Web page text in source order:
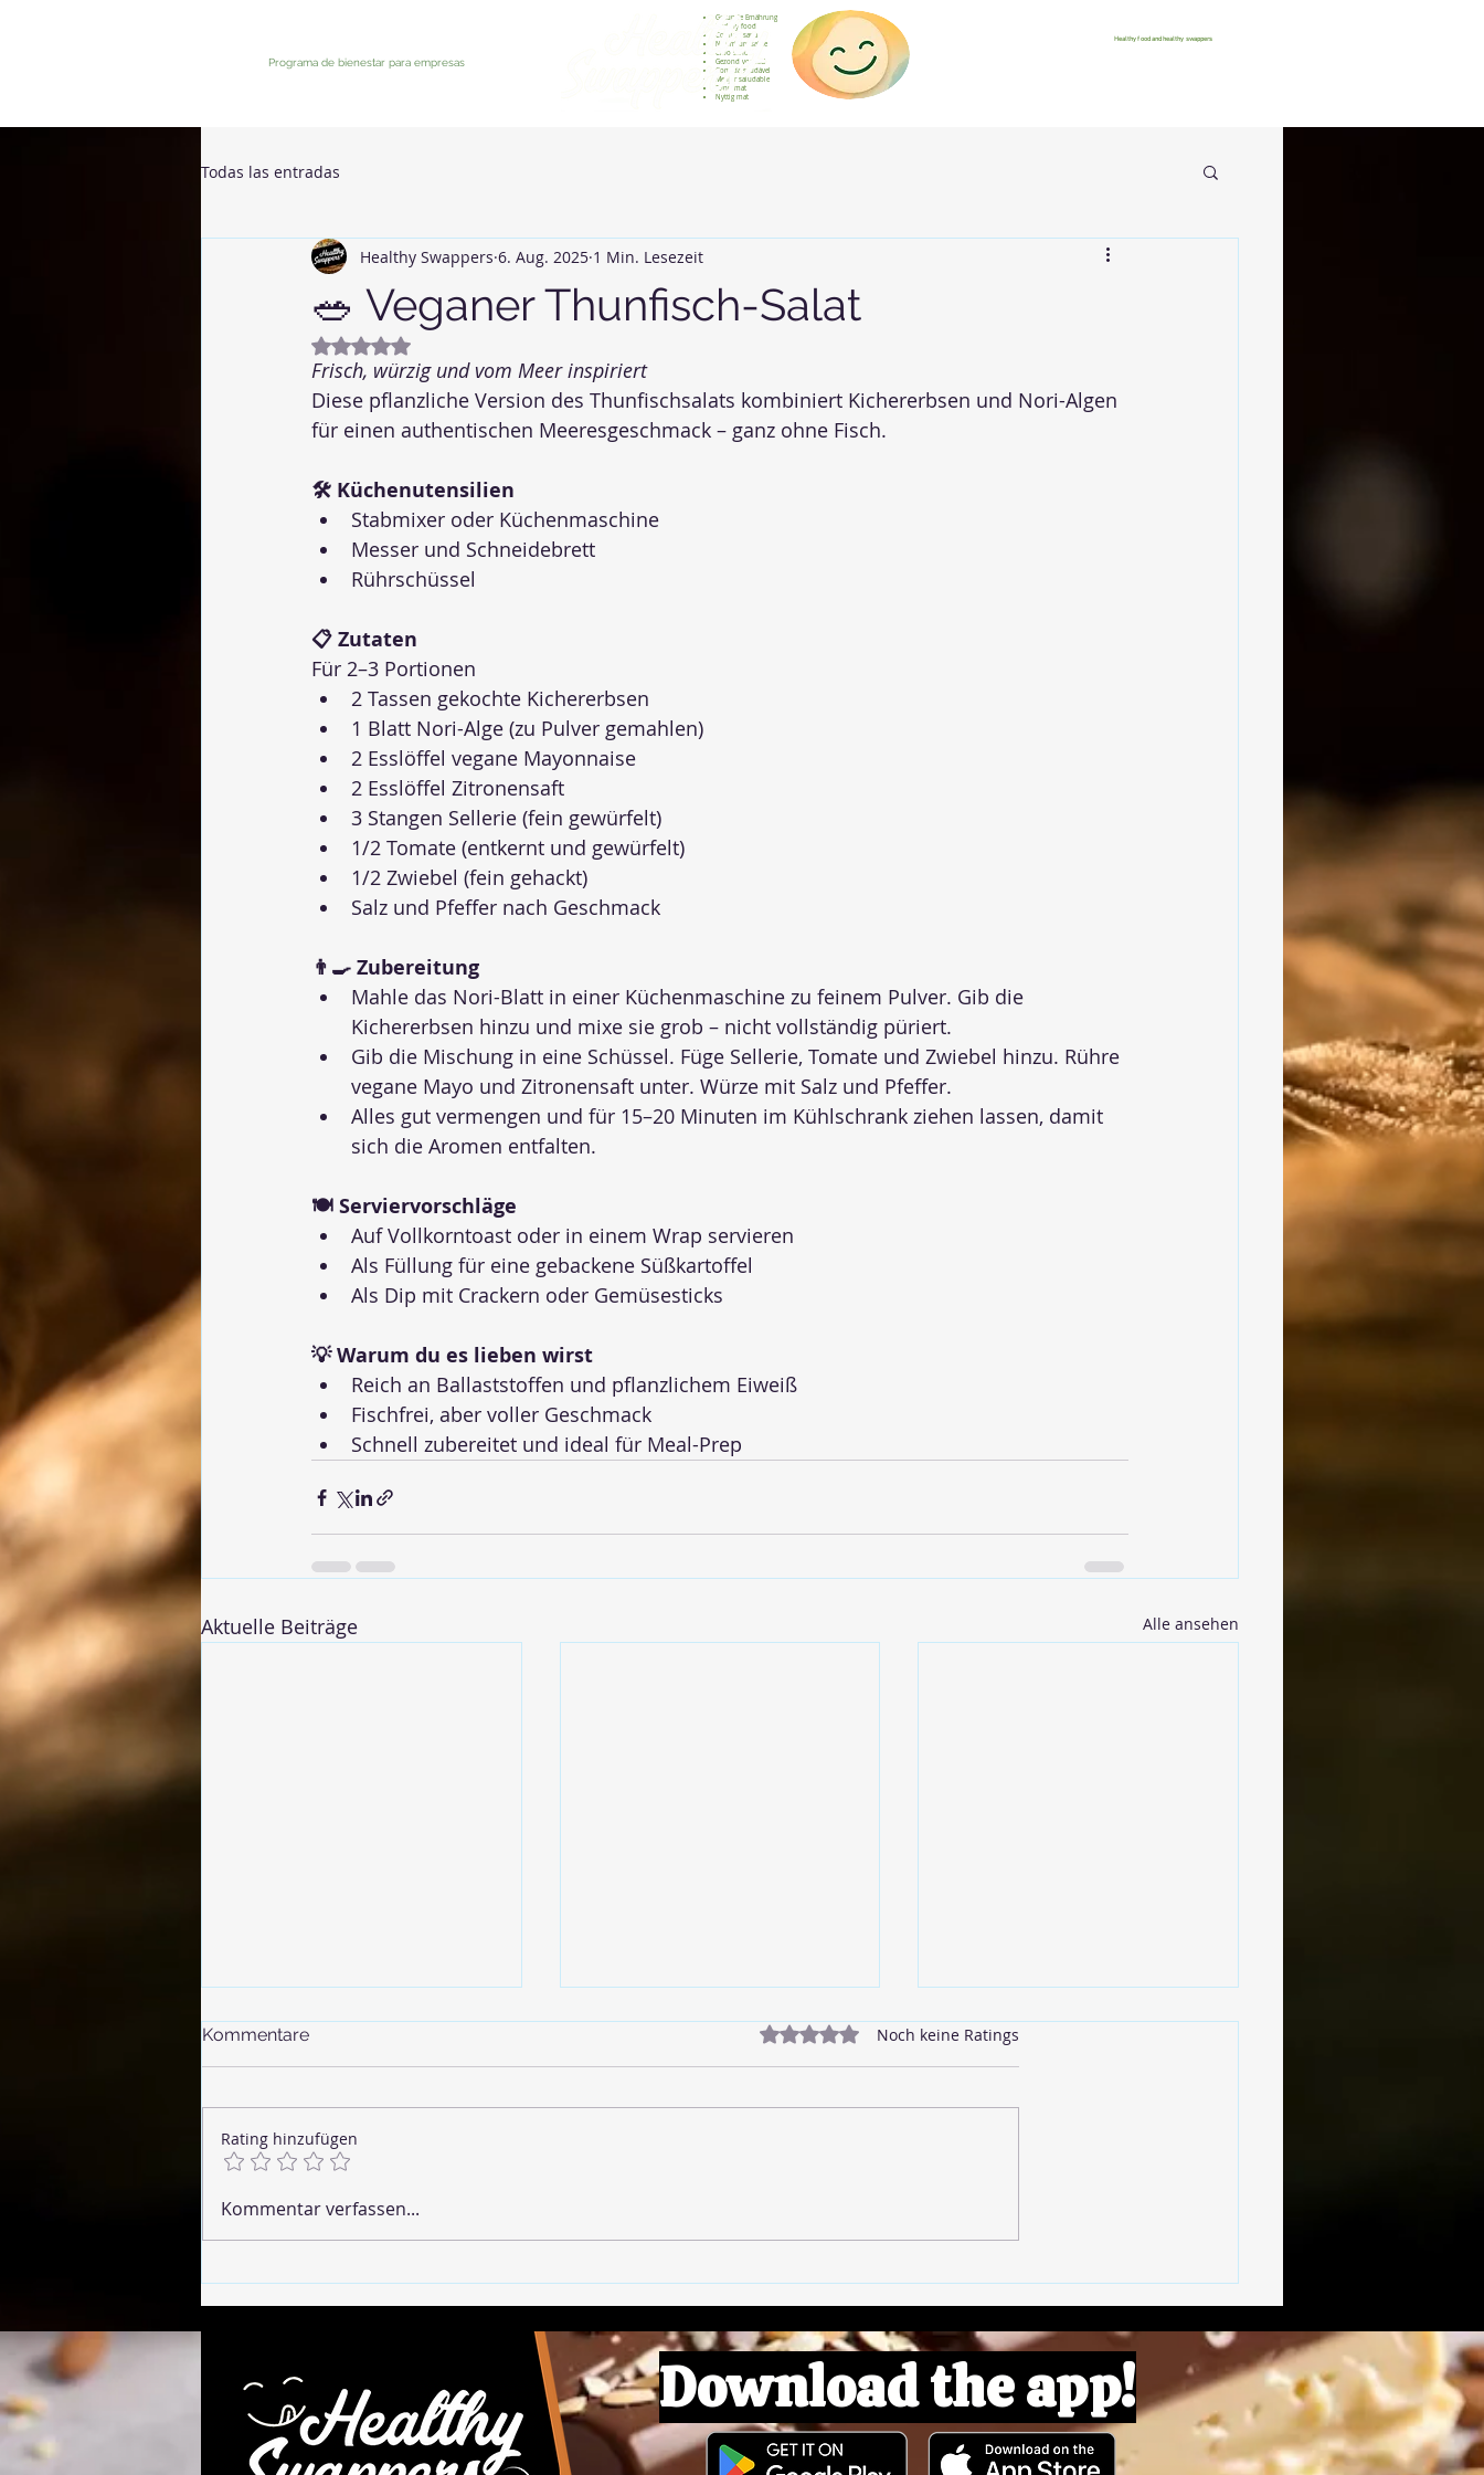
Programa de bienestar para empresas
Gesunde Ernährung
Healthy food
Comida sana
Nourriture saine
Cibo sano
Gezond voedsel
Comida saudável
Menjar saludable
Sunn mat
Nyttig mat
Healthy food and healthy swappers
Todas las entradas
🥗 Veganer Thunfisch-Salat
Healthy Swappers 6. Aug. 2025 1 Min. Lesezeit
Mit NaN von 5 Sternen bewertet.
Frisch, würzig und vom Meer inspiriert
Diese pflanzliche Version des Thunfischsalats kombiniert Kichererbsen und Nori-Algen
für einen authentischen Meeresgeschmack – ganz ohne Fisch.
🛠 Küchenutensilien
Stabmixer oder Küchenmaschine
Messer und Schneidebrett
Rührschüssel
📋 Zutaten
Für 2–3 Portionen
2 Tassen gekochte Kichererbsen
1 Blatt Nori-Alge (zu Pulver gemahlen)
2 Esslöffel vegane Mayonnaise
2 Esslöffel Zitronensaft
3 Stangen Sellerie (fein gewürfelt)
1/2 Tomate (entkernt und gewürfelt)
1/2 Zwiebel (fein gehackt)
Salz und Pfeffer nach Geschmack
👨‍🍳 Zubereitung
Mahle das Nori-Blatt in einer Küchenmaschine zu feinem Pulver. Gib die
Kichererbsen hinzu und mixe sie grob – nicht vollständig püriert.
Gib die Mischung in eine Schüssel. Füge Sellerie, Tomate und Zwiebel hinzu. Rühre
vegane Mayo und Zitronensaft unter. Würze mit Salz und Pfeffer.
Alles gut vermengen und für 15–20 Minuten im Kühlschrank ziehen lassen, damit
sich die Aromen entfalten.
🍽 Serviervorschläge
Auf Vollkorntoast oder in einem Wrap servieren
Als Füllung für eine gebackene Süßkartoffel
Als Dip mit Crackern oder Gemüsesticks
💡 Warum du es lieben wirst
Reich an Ballaststoffen und pflanzlichem Eiweiß
Fischfrei, aber voller Geschmack
Schnell zubereitet und ideal für Meal-Prep
Aktuelle Beiträge Alle ansehen
🌶 Vegane Chorizo
Kommentare Mit 0 von 5 Sternen bewertet.
Noch keine Ratings
Rating hinzufügen
Kommentar verfassen...
Download the app!